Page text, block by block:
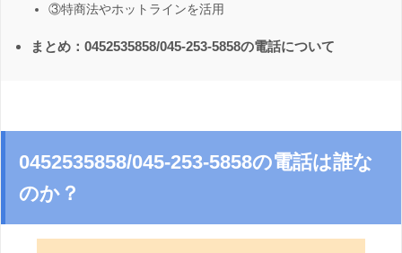
③特商法やホットラインを活用
まとめ：0452535858/045-253-5858の電話について
0452535858/045-253-5858の電話は誰な
のか？